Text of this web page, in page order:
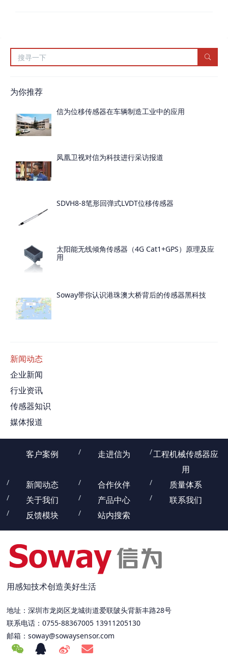
为你推荐
信为位移传感器在车辆制造工业中的应用
凤凰卫视对信为科技进行采访报道
SDVH8-8笔形回弹式LVDT位移传感器
太阳能无线倾角传感器（4G Cat1+GPS）原理及应
用
Soway带你认识港珠澳大桥背后的传感器黑科技
新闻动态
企业新闻
行业资讯
传感器知识
媒体报道
客户案例 走进信为
工程机械传感器应
用
新闻动态
合作伙伴
质量体系
关于我们
产品中心
联系我们
反馈模块
站内搜索
用感知技术创造美好生活
地址：深圳市龙岗区龙城街道爱联陂头背新丰路28号
联系电话：0755-88367005 13911205130
邮箱：soway@sowaysensor.com